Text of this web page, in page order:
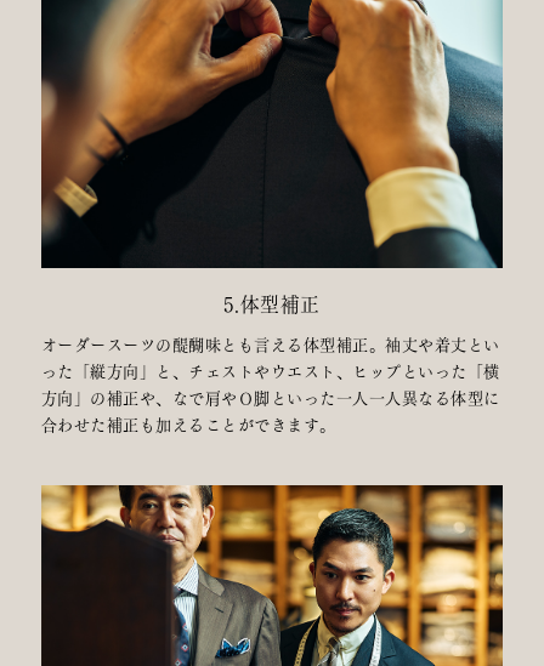
5.体型補正
オーダースーツの醍醐味とも言える体型補正。袖丈や着丈とい
った「縦方向」と、チェストやウエスト、ヒップといった「横
方向」の補正や、なで肩やＯ脚といった一人一人異なる体型に
合わせた補正も加えることができます。